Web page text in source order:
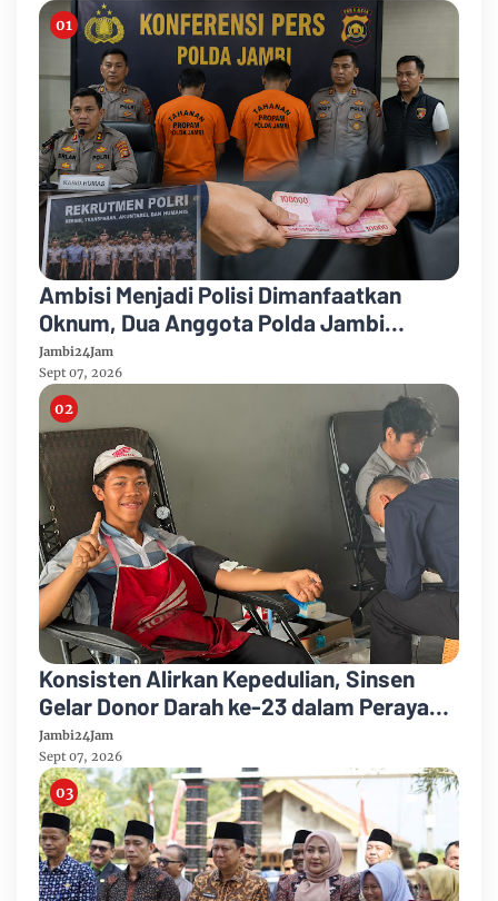
Ambisi Menjadi Polisi Dimanfaatkan
Oknum, Dua Anggota Polda Jambi
Diduga Tipu Calon Bintara dengan Janji
Kelulusan
Jambi24Jam
Sept 07, 2026
Konsisten Alirkan Kepedulian, Sinsen
Gelar Donor Darah ke-23 dalam Perayaan
Anniversary Sinsen
Jambi24Jam
Sept 07, 2026